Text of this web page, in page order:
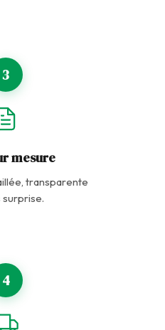
3
mesure
transparente
surprise.
4